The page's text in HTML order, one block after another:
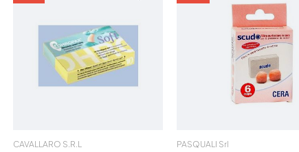
CAVALLARO S.R.L PASQUALI Srl